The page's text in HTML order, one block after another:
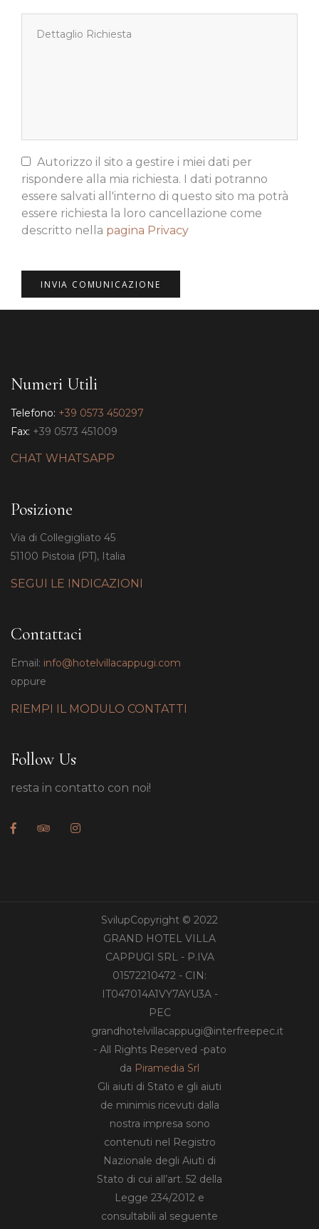
Autorizzo il sito a gestire i miei dati per
rispondere alla mia richiesta. I dati potranno
essere salvati all'interno di questo sito ma potrà
essere richiesta la loro cancellazione come
descritto nella pagina Privacy
Numeri Utili
Telefono: +39 0573 450297
Fax: +39 0573 451009
CHAT WHATSAPP
Posizione
Via di Collegigliato 45
51100 Pistoia (PT), Italia
SEGUI LE INDICAZIONI
Contattaci
Email: info@hotelvillacappugi.com
oppure
RIEMPI IL MODULO CONTATTI
Follow Us
resta in contatto con noi!
SvilupCopyright © 2022
GRAND HOTEL VILLA
CAPPUGI SRL - P.IVA
01572210472 - CIN:
IT047014A1VY7AYU3A -
PEC
grandhotelvillacappugi@interfreepec.it
- All Rights Reserved -pato
da Piramedia Srl
Gli aiuti di Stato e gli aiuti
de minimis ricevuti dalla
nostra impresa sono
contenuti nel Registro
Nazionale degli Aiuti di
Stato di cui all’art. 52 della
Legge 234/2012 e
consultabili al seguente